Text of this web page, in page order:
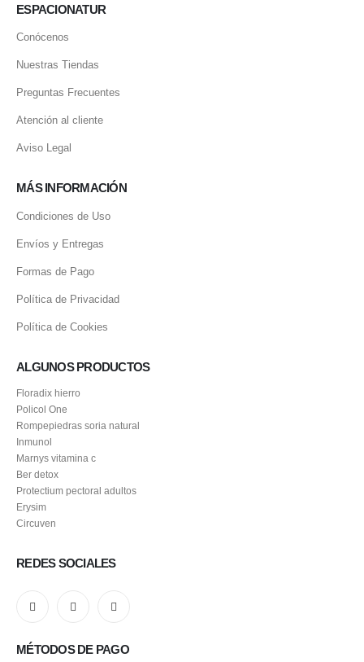
ESPACIONATUR
Conócenos
Nuestras Tiendas
Preguntas Frecuentes
Atención al cliente
Aviso Legal
MÁS INFORMACIÓN
Condiciones de Uso
Envíos y Entregas
Formas de Pago
Política de Privacidad
Política de Cookies
ALGUNOS PRODUCTOS
Floradix hierro
Policol One
Rompepiedras soria natural
Inmunol
Marnys vitamina c
Ber detox
Protectium pectoral adultos
Erysim
Circuven
REDES SOCIALES
MÉTODOS DE PAGO